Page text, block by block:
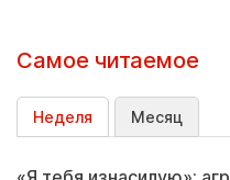
Самое читаемое
Неделя Месяц